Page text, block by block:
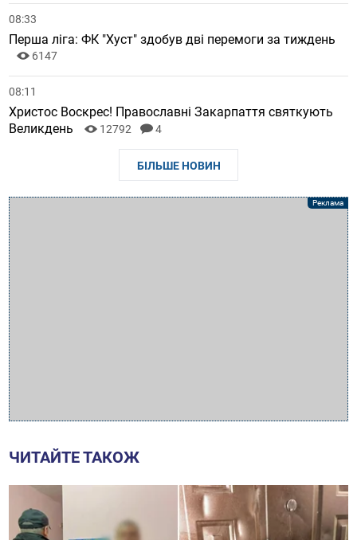
08:33
Перша ліга: ФК "Хуст" здобув дві перемоги за тиждень
6147
08:11
Христос Воскрес! Православні Закарпаття святкують
Великдень
12792 4
БІЛЬШЕ НОВИН
ЧИТАЙТЕ ТАКОЖ